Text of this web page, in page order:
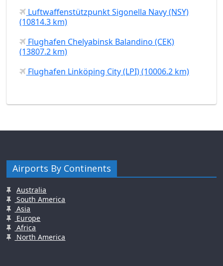
Luftwaffenstützpunkt Sigonella Navy (NSY)
(10814.3 km)
Flughafen Chelyabinsk Balandino (CEK)
(13807.2 km)
Flughafen Linköping City (LPI) (10006.2 km)
Airports By Continents
Australia
South America
Asia
Europe
Africa
North America